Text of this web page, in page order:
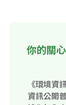
你的關
《環境資
資訊公開